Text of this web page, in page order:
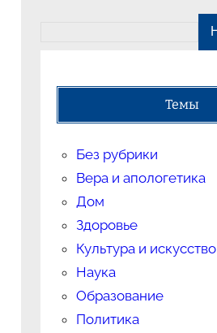
Темы
Без рубрики
Вера и апологетика
Дом
Здоровье
Культура и искусство
Наука
Образование
Политика